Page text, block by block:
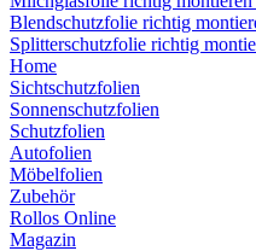
Blendschutzfolie richtig
Splitterschutzfolie richtig
Home
Sichtschutzfolien
Sonnenschutzfolien
Schutzfolien
Autofolien
Möbelfolien
Zubehör
Rollos Online
Magazin